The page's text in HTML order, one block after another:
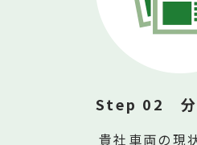
Step 02 分
貴社車両の現